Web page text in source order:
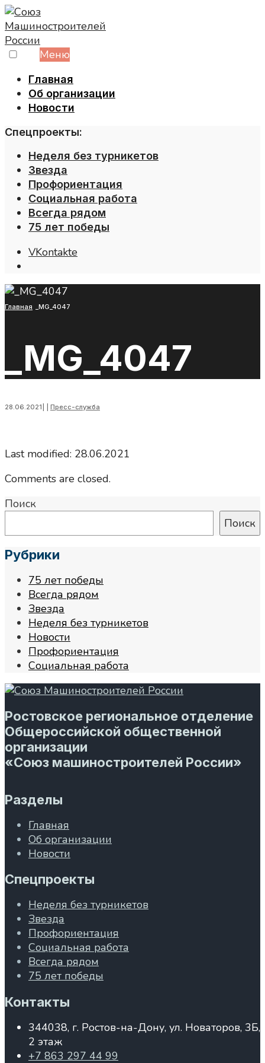
Skip
to
content
Меню
Главная
Об организации
Новости
Спецпроекты:
Неделя без турникетов
Звезда
Профориентация
Социальная работа
Всегда рядом
75 лет победы
VKontakte
Window
Главная _MG_4047
_MG_4047
28.06.2021 Пресс-служба
Last modified: 28.06.2021
Comments are closed.
Поиск
Поиск
Рубрики
75 лет победы
Всегда рядом
Звезда
Неделя без турникетов
Новости
Профориентация
Социальная работа
Ростовское региональное отделение
Общероссийской общественной
организации
«Союз машиностроителей России»
Разделы
Главная
Об организации
Новости
Спецпроекты
Неделя без турникетов
Звезда
Профориентация
Социальная работа
Всегда рядом
75 лет победы
Контакты
344038, г. Ростов-на-Дону, ул. Новаторов, 3Б,
2 этаж
+7 863 297 44 99